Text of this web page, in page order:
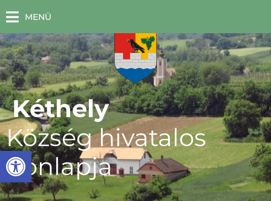
Eszköztár megnyitása
MENÜ
Kéthely
Község hivatalos
honlapja